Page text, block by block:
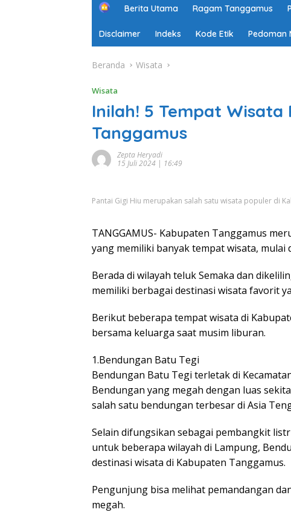
H
m
e
Berita Utama Ragam Tanggamus
Disclaimer Indeks Kode Etik Pedoman
Beranda Wisata
Wisata
Inilah! 5 Tempat
Tanggamus
Zepta Heryadi
15 Juli 2024 | 16:49
Pantai Gigi Hiu merupakan salah satu wisata populer di
TANGGAMUS- Kabupaten Tanggamus
yang memiliki banyak tempat wisata,
Berada di wilayah teluk Semaka dan
memiliki berbagai destinasi wisata favorit
Berikut beberapa tempat wisata di
bersama keluarga saat musim liburan.
1.Bendungan Batu Tegi
Bendungan Batu Tegi terletak di
Bendungan yang megah dengan luas
salah satu bendungan terbesar di Asia
Selain difungsikan sebagai pembangkit
untuk beberapa wilayah di Lampung,
destinasi wisata di Kabupaten Tanggamus.
Pengunjung bisa melihat pemandangan
megah.